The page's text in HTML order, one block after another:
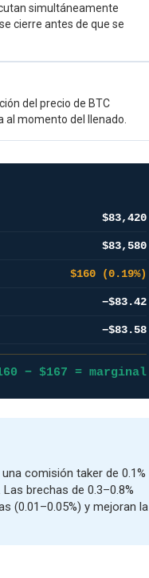
simultáneamente
cierre antes de que se
del precio de BTC
al momento del llenado.
$83,420
$83,580
$160 (0.19%)
−$83.42
−$83.58
− $167 = marginal
comisión taker de 0.1%
brechas de 0.3–0.8%
(0.01–0.05%) y mejoran la